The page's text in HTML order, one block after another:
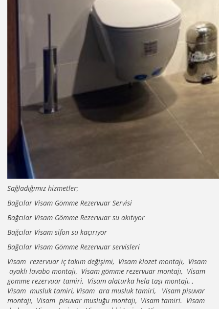
Sağladığımız hizmetler;
Bağcılar Visam Gömme Rezervuar Servisi
Bağcılar Visam Gömme Rezervuar su akıtıyor
Bağcılar Visam sifon su kaçırıyor
Bağcılar Visam Gömme Rezervuar servisleri
Visam rezervuar iç takım değişimi, Visam klozet montajı, Visam
ayaklı lavabo montajı, Visam gömme rezervuar montajı, Visam
gömme rezervuar tamiri, Visam alaturka hela taşı montajı, ,
Visam musluk tamiri, Visam ara musluk tamiri, Visam pisuvar
montajı, Visam pisuvar musluğu montajı, Visam tamiri. Visam